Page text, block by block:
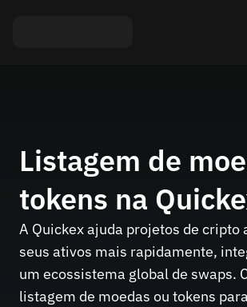
Listagem de
tokens na
A Quickex ajuda projetos de cripto
seus ativos mais rapidamente,
um ecossistema global de swaps.
listagem de moedas ou tokens